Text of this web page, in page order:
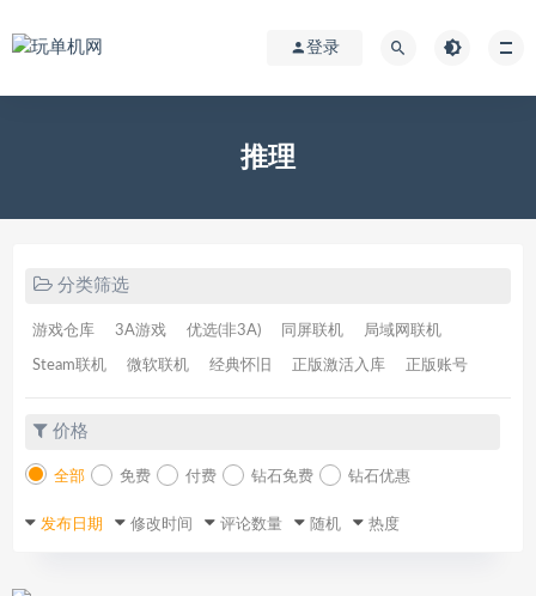
登录
推理
分类筛选
游戏仓库 3A游戏 优选(非3A) 同屏联机 局域网联机
Steam联机 微软联机 经典怀旧 正版激活入库 正版账号
价格
全部 免费 付费 钻石免费 钻石优惠
发布日期 修改时间 评论数量 随机 热度